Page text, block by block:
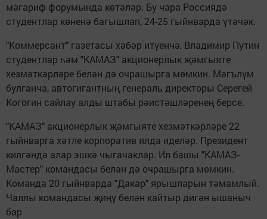
мәгариф форумында көтәләр. Бу чара Россиядә
студентлар көненә багышлап, 24-25 гыйнварда үтәчәк.
"Коммерсант" газетасы хәбәр итүенчә, Владимир Путин
студентлар һәм "КАМАЗ" акционерлык җәмгыяте
хезмәткәрләре белән дә очрашырга мөмкин. Мәгълүм
булганча, автогигантның генераль директоры Серегей
Когогин сайлау алды штабы рәистәшләренең берсе.
"КАМАЗ" акционерлык җәмгыяте хезмәткәрләре 22
гыйнварга хәтле корпоратив ялда иделәр. Президент
килгәндә алар эшкә чыгачаклар. Ил башы "КАМАЗ-
Мастер" командасы белән дә очрашырга мөмкин.
Команда 20 гыйнварда "Дакар" ярышларын тәмамлый.
Чаллы командасы җиңү белән кайтыр дигән ышаныч
бар